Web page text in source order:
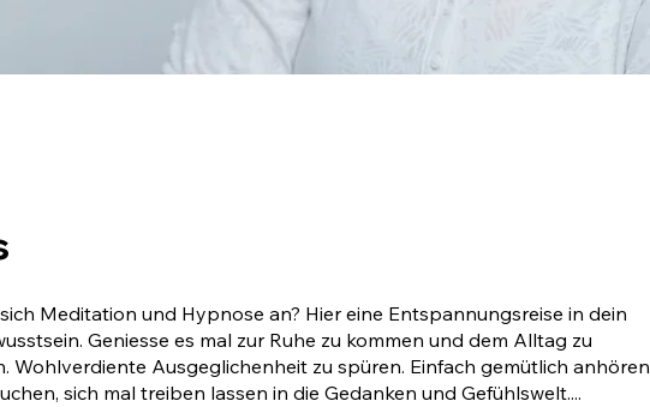
Meditation und Hypnose an? Hier eine Entspannungsreise in dein
Geniesse es mal zur Ruhe zu kommen und dem Alltag zu
Wohlverdiente Ausgeglichenheit zu spüren. Einfach gemütlich anhören